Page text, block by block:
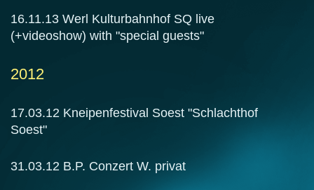
16.11.13 Werl Kulturbahnhof SQ live
(+videoshow) with "special guests"
2012
17.03.12 Kneipenfestival Soest "Schlachthof
Soest"
31.03.12 B.P. Conzert W. privat